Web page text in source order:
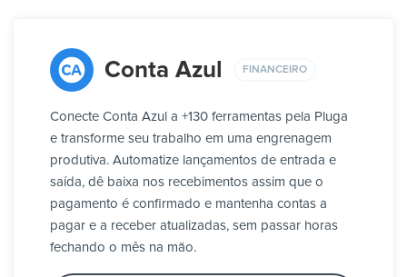
Conta Azul FINANCEIRO
Conecte Conta Azul a +130 ferramentas pela Pluga
e transforme seu trabalho em uma engrenagem
produtiva. Automatize lançamentos de entrada e
saída, dê baixa nos recebimentos assim que o
pagamento é confirmado e mantenha contas a
pagar e a receber atualizadas, sem passar horas
fechando o mês na mão.